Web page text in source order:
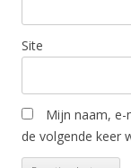
Site
Mijn naam, e-
de volgende keer